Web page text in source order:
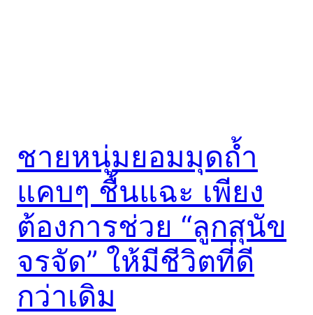
ชายหนุ่มยอมมุดถ้ำ
แคบๆ ชื้นแฉะ เพียง
ต้องการช่วย “ลูกสุนัข
จรจัด” ให้มีชีวิตที่ดี
กว่าเดิม